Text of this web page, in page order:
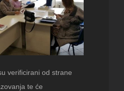
verificirani od strane
te će